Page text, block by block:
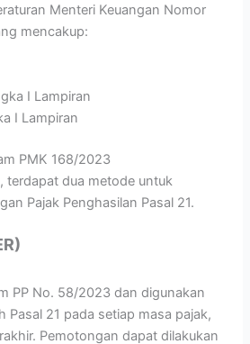
Menteri Keuangan Nomor
mencakup:
I Lampiran
I Lampiran
PMK 168/2023
terdapat dua metode untuk
Pajak Penghasilan Pasal 21.
PP No. 58/2023 dan digunakan
Pasal 21 pada setiap masa pajak,
Pemotongan dapat dilakukan